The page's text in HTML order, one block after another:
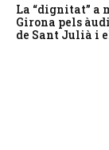
La “dignitat” a
Girona pels
de Sant Julià i